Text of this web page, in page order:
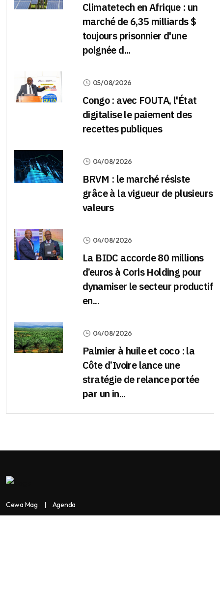
Climatetech en Afrique : un
marché de 6,35 milliards $
toujours prisonnier d'une
poignée d...
05/08/2026
Congo : avec FOUTA, l'État
digitalise le paiement des
recettes publiques
04/08/2026
BRVM : le marché résiste
grâce à la vigueur de plusieurs
valeurs
04/08/2026
La BIDC accorde 80 millions
d’euros à Coris Holding pour
dynamiser le secteur productif
en...
04/08/2026
Palmier à huile et coco : la
Côte d’Ivoire lance une
stratégie de relance portée
par un in...
Cewa Mag Agenda